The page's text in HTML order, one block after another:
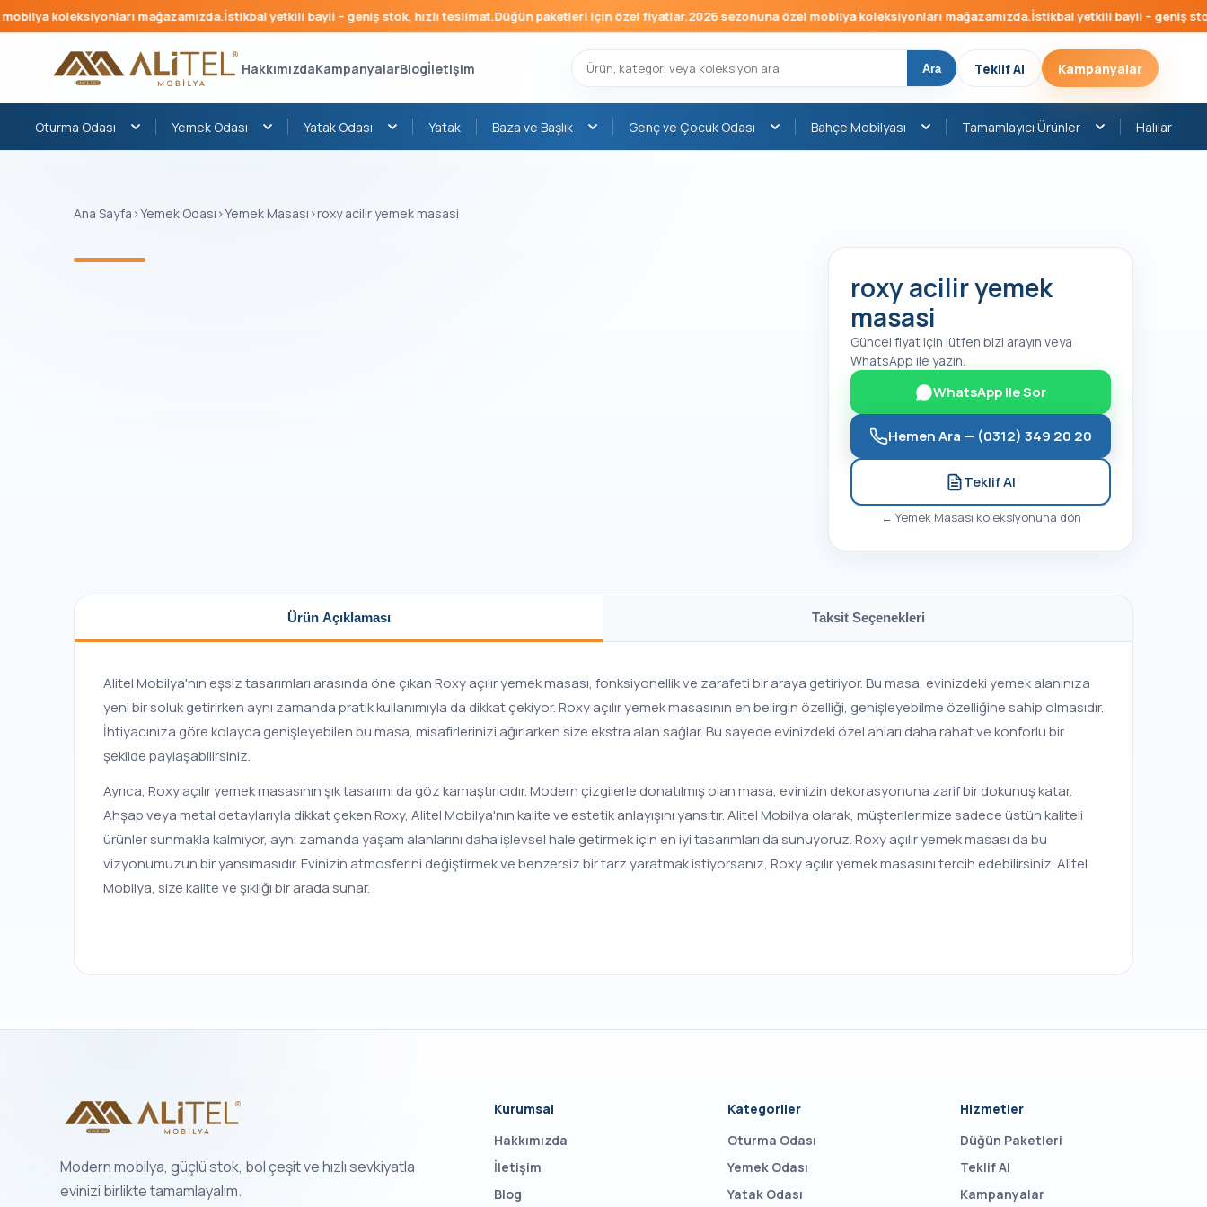
koleksiyonları mağazamızda.İstikbal yetkili bayii – geniş stok, hızlı teslimat.Düğün paketleri için özel fiyatlar.2026 sezonuna özel mobilya koleksiyonları mağazamızda.İstikbal yetkili bayii – geniş stok,
HakkımızdaKampanyalarBlogİletişim Ara Teklif Al Kampanyalar
Oturma Odası Yemek Odası Yatak Odası Yatak Baza ve Başlık Genç ve Çocuk Odası Bahçe Mobilyası Tamamlayıcı Ürünler Halılar
Ana Sayfa ›Yemek Odası ›Yemek Masası ›roxy acilir yemek masasi
roxy acilir yemek
masasi
Güncel fiyat için lütfen bizi arayın veya
WhatsApp ile yazın.
WhatsApp ile Sor
Hemen Ara — (0312) 349 20 20
Teklif Al
← Yemek Masası koleksiyonuna dön
Ürün Açıklaması Taksit Seçenekleri
Alitel Mobilya'nın eşsiz tasarımları arasında öne çıkan Roxy açılır yemek masası, fonksiyonellik ve zarafeti bir araya getiriyor. Bu masa, evinizdeki yemek alanınıza
yeni bir soluk getirirken aynı zamanda pratik kullanımıyla da dikkat çekiyor. Roxy açılır yemek masasının en belirgin özelliği, genişleyebilme özelliğine sahip olmasıdır.
İhtiyacınıza göre kolayca genişleyebilen bu masa, misafirlerinizi ağırlarken size ekstra alan sağlar. Bu sayede evinizdeki özel anları daha rahat ve konforlu bir
şekilde paylaşabilirsiniz.
Ayrıca, Roxy açılır yemek masasının şık tasarımı da göz kamaştırıcıdır. Modern çizgilerle donatılmış olan masa, evinizin dekorasyonuna zarif bir dokunuş katar.
Ahşap veya metal detaylarıyla dikkat çeken Roxy, Alitel Mobilya'nın kalite ve estetik anlayışını yansıtır. Alitel Mobilya olarak, müşterilerimize sadece üstün kaliteli
ürünler sunmakla kalmıyor, aynı zamanda yaşam alanlarını daha işlevsel hale getirmek için en iyi tasarımları da sunuyoruz. Roxy açılır yemek masası da bu
vizyonumuzun bir yansımasıdır. Evinizin atmosferini değiştirmek ve benzersiz bir tarz yaratmak istiyorsanız, Roxy açılır yemek masasını tercih edebilirsiniz. Alitel
Mobilya, size kalite ve şıklığı bir arada sunar.
Modern mobilya, güçlü stok, bol çeşit ve hızlı sevkiyatla
evinizi birlikte tamamlayalım.
Kurumsal
Hakkımızda
İletişim
Blog
Kategoriler
Oturma Odası
Yemek Odası
Yatak Odası
Hizmetler
Düğün Paketleri
Teklif Al
Kampanyalar